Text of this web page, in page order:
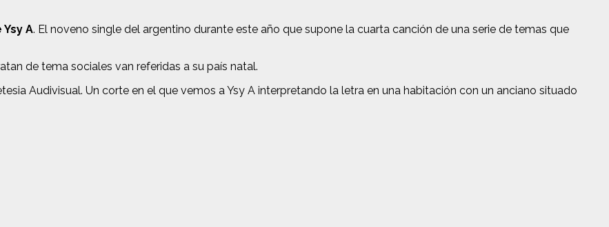
Ysy A. El noveno single del argentino durante este año que supone la cuarta canción de una serie de temas que
de tema sociales van referidas a su país natal.
Audivisual. Un corte en el que vemos a Ysy A interpretando la letra en una habitación con un anciano situado